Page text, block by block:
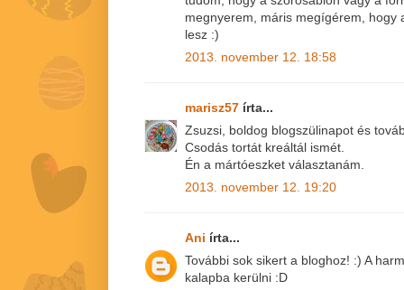
megnyerem, máris megígérem, hogy
lesz :)
2013. november 12. 18:58
marisz57 írta...
Zsuzsi, boldog blogszülinapot és
Csodás tortát kreáltál ismét.
Én a mártóeszket választanám.
2013. november 12. 19:20
Ani írta...
További sok sikert a bloghoz! :) A
kalapba kerülni :D